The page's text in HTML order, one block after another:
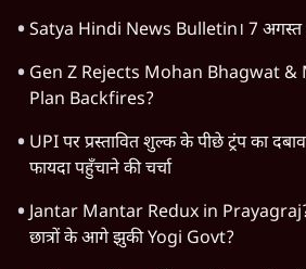
Satya Hindi News Bulletin। 7 अगस्त
Gen Z Rejects Mohan Bhagwat &
Plan Backfires?
UPI पर प्रस्तावित शुल्क के पीछे ट्रंप का
फायदा पहुँचाने की चर्चा
Jantar Mantar Redux in
छात्रों के आगे झुकी Yogi Govt?